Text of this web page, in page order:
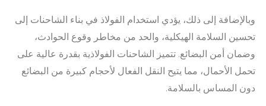
وبالإضافة إلى ذلك، يؤدي استخدام الفولاذ في بناء الشاحنات إلى
تحسين السلامة الهيكلية، والحد من مخاطر وقوع الحوادث،
وضمان أمن البضائع. تتميز الشاحنات الفولاذية بقدرة عالية على
تحمل الأحمال، مما يتيح النقل الفعال لأحجام كبيرة من البضائع
دون المساس بالسلامة.